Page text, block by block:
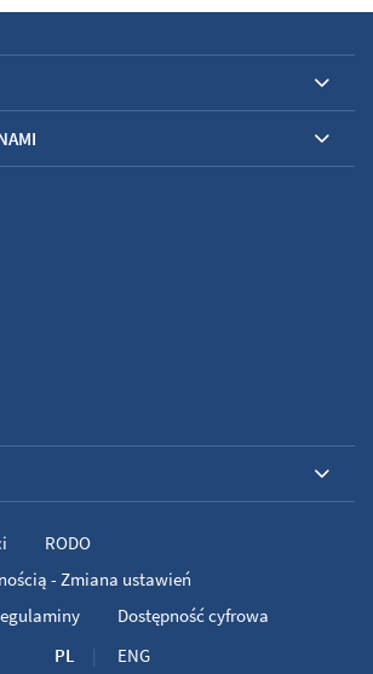
PL ENG
RODO
- Zmiana ustawień
Dostępność cyfrowa